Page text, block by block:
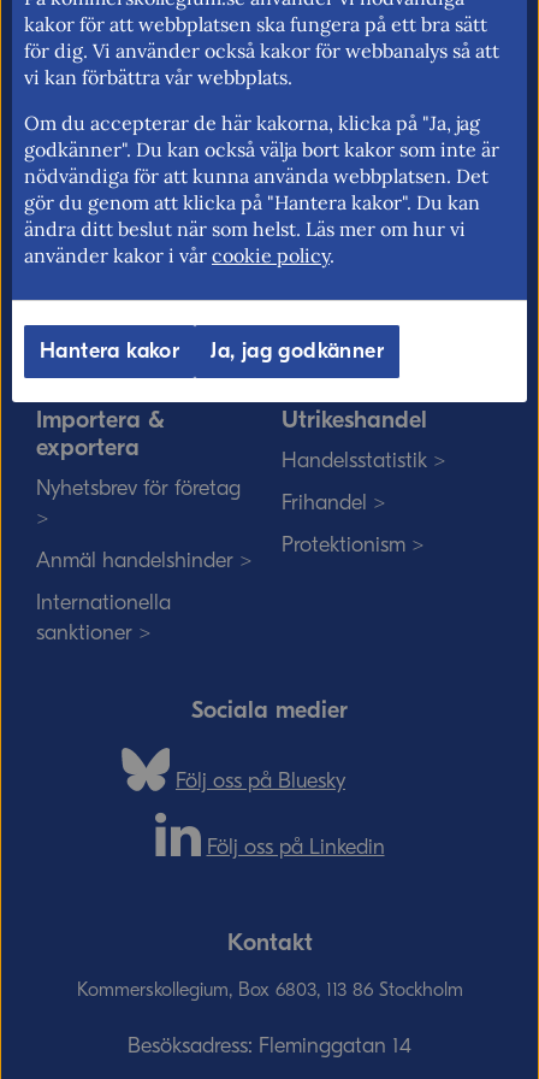
för fri rörlighet på EU:s inre marknad.
Kommerskollegium
Jobba hos oss >
Sök medarbetare >
Vårt uppdrag på
minoritetsspråk och
teckenspråk >
EU-rätten
Utan personnummer i
Sverige >
Solvit löser problem i EU
Myndigheter, kommuner
och EU-rätten >
Importera &
exportera
Nyhetsbrev för företag
>
Anmäl handelshinder >
Internationella
sanktioner >
Utrikeshandel
Handelsstatistik >
Frihandel >
Protektionism >
Sociala medier
Följ oss på Bluesky
Följ oss på Linkedin
Kontakt
Kommerskollegium, Box 6803, 113 86 Stockholm
Besöksadress: Fleminggatan 14
kakor för att webbplatsen ska fungera på ett bra sätt
för dig. Vi använder också kakor för webbanalys så att
vi kan förbättra vår webbplats.
Om du accepterar de här kakorna, klicka på "Ja, jag
godkänner". Du kan också välja bort kakor som inte är
nödvändiga för att kunna använda webbplatsen. Det
gör du genom att klicka på "Hantera kakor". Du kan
ändra ditt beslut när som helst. Läs mer om hur vi
använder kakor i vår cookie policy.
Hantera kakor Ja, jag godkänner